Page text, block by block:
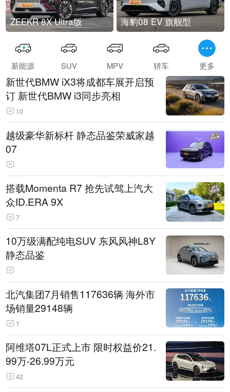
ZEEKR 8X Ultra版 海豹08 EV 旗舰型
新能源 SUV MPV 轿车 更多
新世代BMW iX3将成都车展开启预
订 新世代BMW i3同步亮相
10
越级豪华新标杆 静态品鉴荣威家越
07
搭载Momenta R7 抢先试驾上汽大
众ID.ERA 9X
7
10万级满配纯电SUV 东风风神L8Y
静态品鉴
北汽集团7月销售117636辆 海外市
场销量29148辆
1
阿维塔07L正式上市 限时权益价21.
99万-26.99万元
42